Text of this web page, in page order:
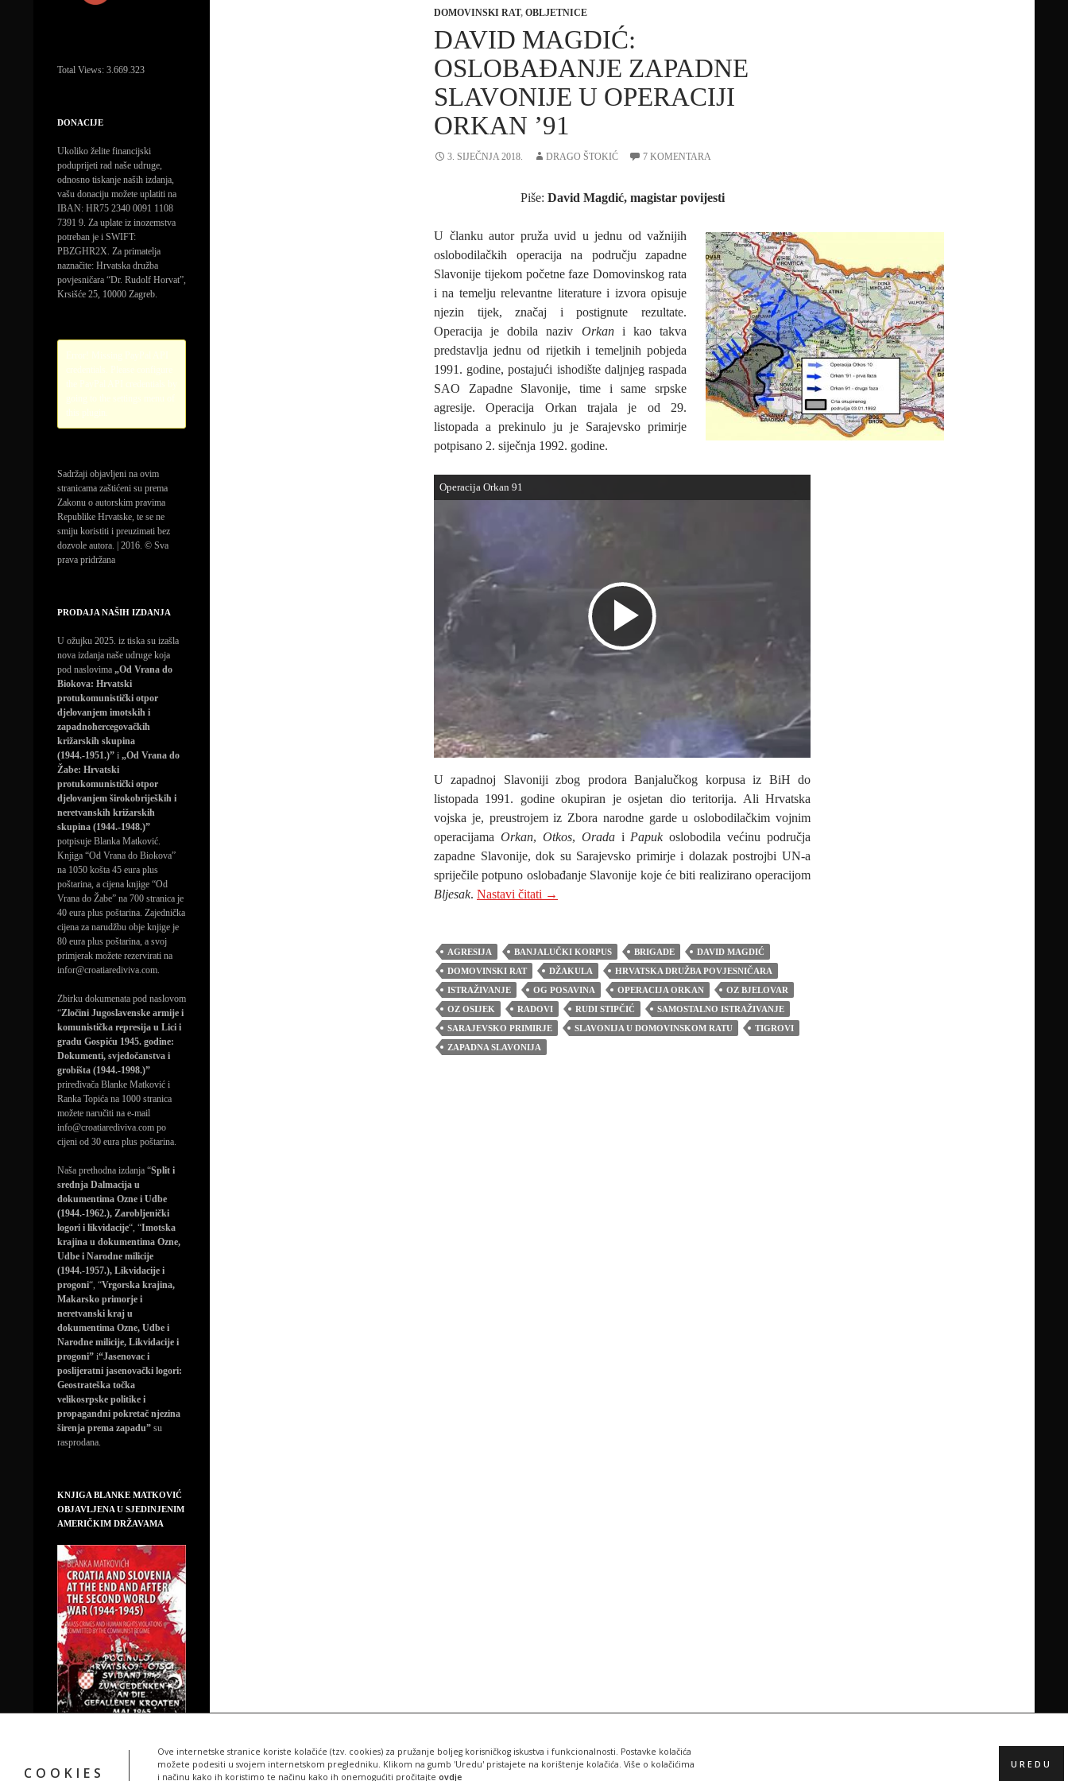
COOKIES
Ove internetske stranice koriste kolačiće (tzv. cookies) za pružanje boljeg korisničkog iskustva i funkcionalnosti. Postavke kolačića
možete podesiti u svojem internetskom pregledniku. Klikom na gumb 'Uredu' pristajete na korištenje kolačića. Više o kolačićima
i načinu kako ih koristimo te načinu kako ih onemogućiti pročitajte ovdje
UREDU
DOMOVINSKI RAT, OBLJETNICE
DAVID MAGDIĆ:
OSLOBAĐANJE ZAPADNE
SLAVONIJE U OPERACIJI
ORKAN ’91
3. SIJEČNJA 2018. DRAGO ŠTOKIĆ 7 KOMENTARA
Piše: David Magdić, magistar povijesti
U članku autor pruža uvid u jednu od važnijih
oslobodilačkih operacija na području zapadne
Slavonije tijekom početne faze Domovinskog rata
i na temelju relevantne literature i izvora opisuje
njezin tijek, značaj i postignute rezultate.
Operacija je dobila naziv Orkani kao takva
predstavlja jednu od rijetkih i temeljnih pobjeda
1991. godine, postajući ishodište daljnjeg raspada
SAO Zapadne Slavonije, time i same srpske
agresije. Operacija Orkan trajala je od 29.
listopada a prekinulo ju je Sarajevsko primirje
potpisano 2. siječnja 1992. godine.
Operacija Orkan 91
P
a
y
i
d
U zapadnoj Slavoniji zbog prodora Banjalučkog korpusa iz BiH do
listopada 1991. godine okupiran je osjetan dio teritorija. Ali Hrvatska
vojska je, preustrojem iz Zbora narodne garde u oslobodilačkim vojnim
operacijama Orkan, Otkos, Oradai Papukoslobodila većinu područja
zapadne Slavonije, dok su Sarajevsko primirje i dolazak postrojbi UN-a
spriječile potpuno oslobađanje Slavonije koje će biti realizirano operacijom
Bljesak. Nastavi čitati DAVID MAGDIĆ: OSLOBAĐANJE ZAPADNE SLAVONIJE U OPERACIJI ORKAN ’91
→
AGRESIJA BANJALUČKI KORPUS BRIGADE
DAVID MAGDIĆ
DOMOVINSKI RAT
DŽAKULA
HRVATSKA DRUŽBA POVJESNIČARA
ISTRAŽIVANJE
OG POSAVINA OPERACIJA ORKAN
OZ BJELOVAR
OZ OSIJEK
RADOVI RUDI STIPČIĆ
SAMOSTALNO ISTRAŽIVANJE
SARAJEVSKO PRIMIRJE
SLAVONIJA U DOMOVINSKOM RATU
TIGROVI
ZAPADNA SLAVONIJA
Total Views: 3.669.323
DONACIJE
Ukoliko želite financijski
poduprijeti rad naše udruge,
odnosno tiskanje naših izdanja,
vašu donaciju možete uplatiti na
IBAN: HR75 2340 0091 1108
7391 9. Za uplate iz inozemstva
potreban je i SWIFT:
PBZGHR2X. Za primatelja
naznačite: Hrvatska družba
povjesničara “Dr. Rudolf Horvat”,
Krsišće 25, 10000 Zagreb.
Sadržaji objavljeni na ovim
stranicama zaštićeni su prema
Zakonu o autorskim pravima
Republike Hrvatske, te se ne
smiju koristiti i preuzimati bez
dozvole autora. | 2016. © Sva
prava pridržana
PRODAJA NAŠIH IZDANJA
U ožujku 2025. iz tiska su izašla
nova izdanja naše udruge koja
pod naslovima „Od Vrana do
Biokova: Hrvatski
protukomunistički otpor
djelovanjem imotskih i
zapadnohercegovačkih
križarskih skupina
(1944.-1951.)” i „Od Vrana do
Žabe: Hrvatski
protukomunistički otpor
djelovanjem širokobrijeških i
neretvanskih križarskih
skupina (1944.-1948.)”
potpisuje Blanka Matković.
Knjiga “Od Vrana do Biokova”
na 1050 košta 45 eura plus
poštarina, a cijena knjige “Od
Vrana do Žabe” na 700 stranica je
40 eura plus poštarina. Zajednička
cijena za narudžbu obje knjige je
80 eura plus poštarina, a svoj
primjerak možete rezervirati na
infor@croatiarediviva.com.
Zbirku dokumenata pod naslovom
“Zločini Jugoslavenske armije i
komunistička represija u Lici i
gradu Gospiću 1945. godine:
Dokumenti, svjedočanstva i
grobišta (1944.-1998.)”
priređivača Blanke Matković i
Ranka Topića na 1000 stranica
možete naručiti na e-mail
info@croatiarediviva.com po
cijeni od 30 eura plus poštarina.
Naša prethodna izdanja “Split i
srednja Dalmacija u
dokumentima Ozne i Udbe
(1944.-1962.), Zarobljenički
logori i likvidacije“, “Imotska
krajina u dokumentima Ozne,
Udbe i Narodne milicije
(1944.-1957.), Likvidacije i
progoni“, “Vrgorska krajina,
Makarsko primorje i
neretvanski kraj u
dokumentima Ozne, Udbe i
Narodne milicije, Likvidacije i
progoni” i“Jasenovac i
poslijeratni jasenovački logori:
Geostrateška točka
velikosrpske politike i
propagandni pokretač njezina
širenja prema zapadu” su
rasprodana.
KNJIGA BLANKE MATKOVIĆ
OBJAVLJENA U SJEDINJENIM
AMERIČKIM DRŽAVAMA